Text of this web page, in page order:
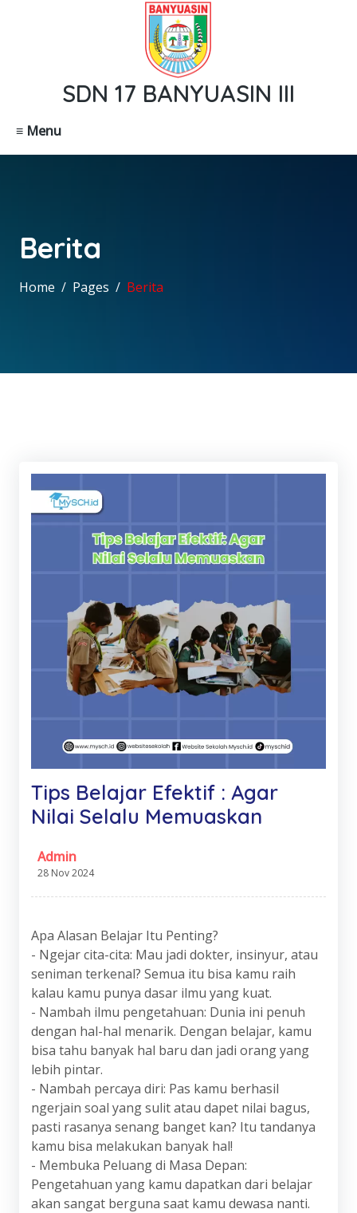
SDN 17 BANYUASIN III
≡ Menu
Berita
Home Pages Berita
Tips Belajar Efektif : Agar
Nilai Selalu Memuaskan
Admin
28 Nov 2024
Apa Alasan Belajar Itu Penting?
- Ngejar cita-cita: Mau jadi dokter, insinyur, atau
seniman terkenal? Semua itu bisa kamu raih
kalau kamu punya dasar ilmu yang kuat.
- Nambah ilmu pengetahuan: Dunia ini penuh
dengan hal-hal menarik. Dengan belajar, kamu
bisa tahu banyak hal baru dan jadi orang yang
lebih pintar.
- Nambah percaya diri: Pas kamu berhasil
ngerjain soal yang sulit atau dapet nilai bagus,
pasti rasanya senang banget kan? Itu tandanya
kamu bisa melakukan banyak hal!
- Membuka Peluang di Masa Depan:
Pengetahuan yang kamu dapatkan dari belajar
akan sangat berguna saat kamu dewasa nanti.